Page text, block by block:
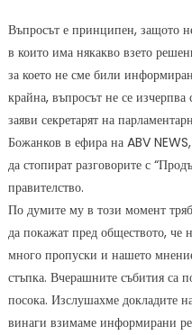
Въпросът е принципен, защото
в които има някакво взето
за което не сме били
крайна, въпросът не се
заяви секретарят на
Божанков в ефира на ABV
да стопират разговорите с
правителство.
По думите му в този момент
да покажат пред обществото, че
много пропуски и нашето
стъпка. Вчерашните събития са
посока. Изслушахме докладите
винаги взимаме информирани